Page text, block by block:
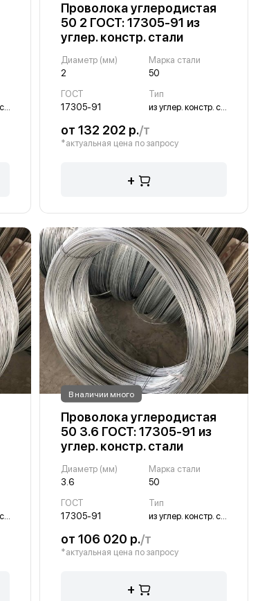
из углер. констр. стали
Проволока углеродистая
50 2 ГОСТ: 17305-91 из
углер. констр. стали
Диаметр (мм)
2
Марка стали
50
ГОСТ
17305-91
Тип
из углер. констр. стали
от 132 202 р./т
*актуальная цена по запросу
+
из углер. констр. стали
В наличии много
Проволока углеродистая
50 3.6 ГОСТ: 17305-91 из
углер. констр. стали
Диаметр (мм)
3.6
Марка стали
50
ГОСТ
17305-91
Тип
из углер. констр. стали
от 106 020 р./т
*актуальная цена по запросу
+